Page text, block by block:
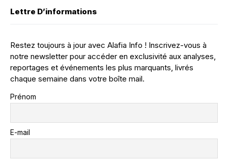
Lettre D’informations
Restez toujours à jour avec Alafia Info ! Inscrivez-vous à
notre newsletter pour accéder en exclusivité aux analyses,
reportages et événements les plus marquants, livrés
chaque semaine dans votre boîte mail.
Prénom
E-mail